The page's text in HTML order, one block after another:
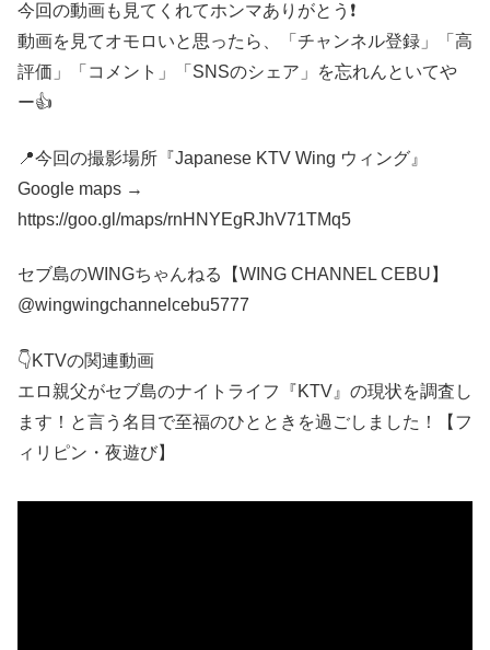
今回の動画も見てくれてホンマありがとう❗️
動画を見てオモロいと思ったら、「チャンネル登録」「高
評価」「コメント」「SNSのシェア」を忘れんといてや
ー👍
📍今回の撮影場所『Japanese KTV Wing ウィング』
Google maps →
https://goo.gl/maps/rnHNYEgRJhV71TMq5
セブ島のWINGちゃんねる【WING CHANNEL CEBU】
@wingwingchannelcebu5777
👇KTVの関連動画
エロ親父がセブ島のナイトライフ『KTV』の現状を調査し
ます！と言う名目で至福のひとときを過ごしました！【フ
ィリピン・夜遊び】